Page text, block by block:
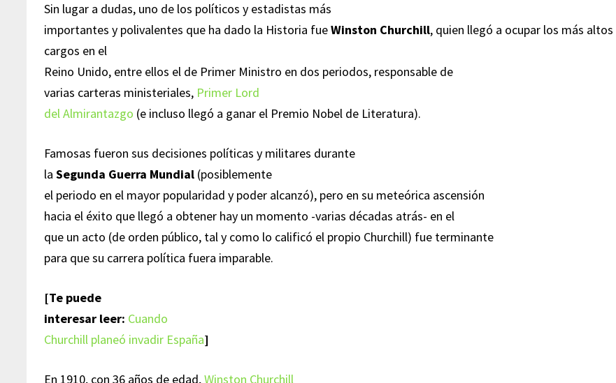
Sin lugar a dudas, uno de los políticos y estadistas más
importantes y polivalentes que ha dado la Historia fueWinston Churchill, quien llegó a ocupar los más altos
cargos en el
Reino Unido, entre ellos el de Primer Ministro en dos periodos, responsable de
varias carteras ministeriales, Primer Lord
del Almirantazgo (e incluso llegó a ganar el Premio Nobel de Literatura).
Famosas fueron sus decisiones políticas y militares durante
laSegunda Guerra Mundial (posiblemente
el periodo en el mayor popularidad y poder alcanzó), pero en su meteórica ascensión
hacia el éxito que llegó a obtener hay un momento -varias décadas atrás- en el
que un acto (de orden público, tal y como lo calificó el propio Churchill) fue terminante
para que su carrera política fuera imparable.
[Te puede
interesar leer: Cuando
Churchill planeó invadir España]
En 1910, con 36 años de edad,Winston Churchill